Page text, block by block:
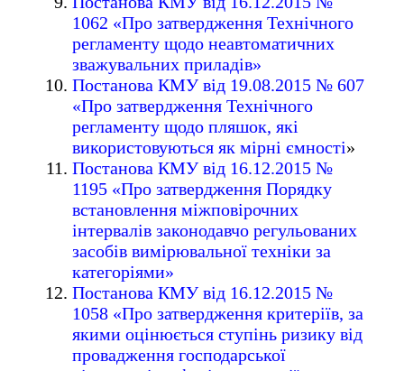
1062 «Про затвердження Технічного
регламенту щодо неавтоматичних
зважувальних приладів»
Постанова КМУ від 19.08.2015 № 607
«Про затвердження Технічного
регламенту щодо пляшок, які
використовуються як мірні ємності»
Постанова КМУ від 16.12.2015 №
1195 «Про затвердження Порядку
встановлення міжповірочних
інтервалів законодавчо регульованих
засобів вимірювальної техніки за
категоріями»
Постанова КМУ від 16.12.2015 №
1058 «Про затвердження критеріїв, за
якими оцінюється ступінь ризику від
провадження господарської